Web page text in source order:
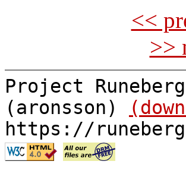
<<
>>
Project
(aronsson)
https://